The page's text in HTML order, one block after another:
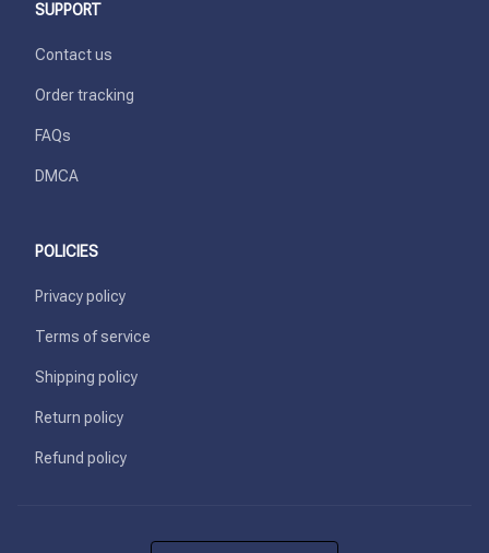
SUPPORT
Contact us
Order tracking
FAQs
DMCA
POLICIES
Privacy policy
Terms of service
Shipping policy
Return policy
Refund policy